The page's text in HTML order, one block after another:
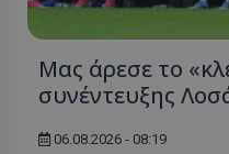
Μας άρεσε το
συνέντευξης
06.08.2026 - 08:19